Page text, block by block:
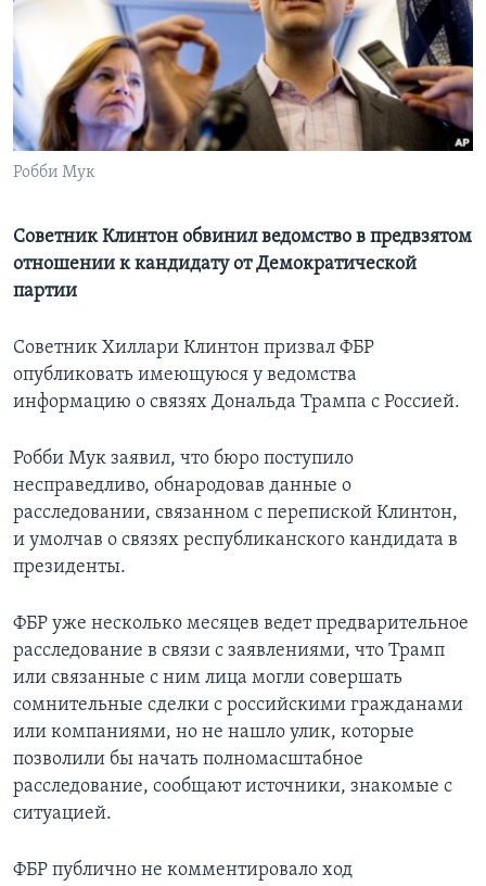
Learning English
СОЦИАЛЬНЫЕ СЕТИ
Робби Мук
Советник Клинтон обвинил ведомство в предвзятом
отношении к кандидату от Демократической
партии
Советник Хиллари Клинтон призвал ФБР
опубликовать имеющуюся у ведомства
информацию о связях Дональда Трампа с Россией.
Робби Мук заявил, что бюро поступило
несправедливо, обнародовав данные о
расследовании, связанном с перепиской Клинтон,
и умолчав о связях республиканского кандидата в
президенты.
ФБР уже несколько месяцев ведет предварительное
расследование в связи с заявлениями, что Трамп
или связанные с ним лица могли совершать
сомнительные сделки с российскими гражданами
или компаниями, но не нашло улик, которые
позволили бы начать полномасштабное
расследование, сообщают источники, знакомые с
ситуацией.
ФБР публично не комментировало ход